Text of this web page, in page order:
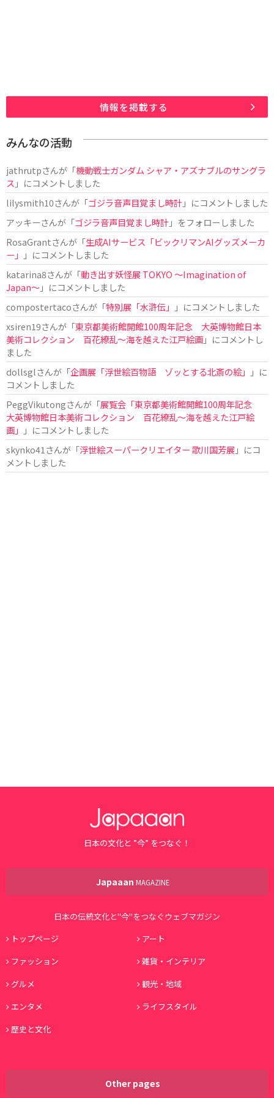
情報を掲載する
みんなの活動
jathrutpさんが「機動戦士ガンダム シャア・アズナブルのサングラ
ス 」にコメントしました
lilysmith10さんが「ゴジラ音声目覚まし時計」にコメントしました
アッキーさんが「ゴジラ音声目覚まし時計」をフォローしました
RosaGrantさんが「生成AIサービス「ビックリマンAIグッズメーカ
ー」
」にコメントしました
katarina8さんが「動き出す妖怪展 TOKYO 〜Imagination of
Japan〜」にコメントしました
compostertacoさんが「特別展「水滸伝」
」にコメントしました
xsiren19さんが「東京都美術館開館100周年記念 大英博物館日本
美術コレクション 百花繚乱～海を越えた江戸絵画」にコメントし
ました
dollsglさんが「企画展「浮世絵百物語 ゾッとする北斎の絵」
」に
コメントしました
PeggVikutongさんが「展覧会「東京都美術館開館100周年記念
大英博物館日本美術コレクション 百花繚乱〜海を越えた江戸絵
画」
」にコメントしました
skynko41 さんが「浮世絵スーパークリエイター 歌川国芳展 」にコ
メントしました
日本の文化と ”今” をつなぐ！
Japaaan MAGAZINE
日本の伝統文化と"今"をつなぐウェブマガジン
トップページ
アート
ファッション
雑貨・インテリア
グルメ
観光・地域
エンタメ
ライフスタイル
歴史と文化
Other pages